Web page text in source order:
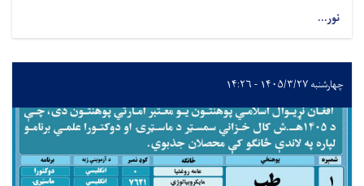
نور...
چهارشنبه ۱۴۰۵/۳/۲۷ - ۱۴:۲۶